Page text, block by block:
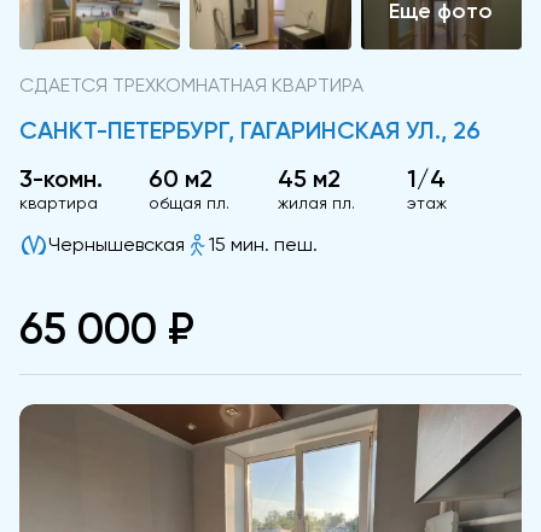
СДАЕТСЯ ТРЕХКОМНАТНАЯ КВАРТИРА
САНКТ-ПЕТЕРБУРГ, ГАГАРИНСКАЯ УЛ., 26
3-комн.
квартира
60 м2
общая пл.
45 м2
жилая пл.
1/4
этаж
Чернышевская 15 мин. пеш.
65 000 ₽